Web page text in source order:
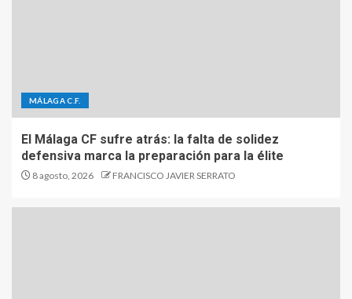
MÁLAGA C.F.
El Málaga CF sufre atrás: la falta de solidez
defensiva marca la preparación para la élite
8 agosto, 2026 FRANCISCO JAVIER SERRATO